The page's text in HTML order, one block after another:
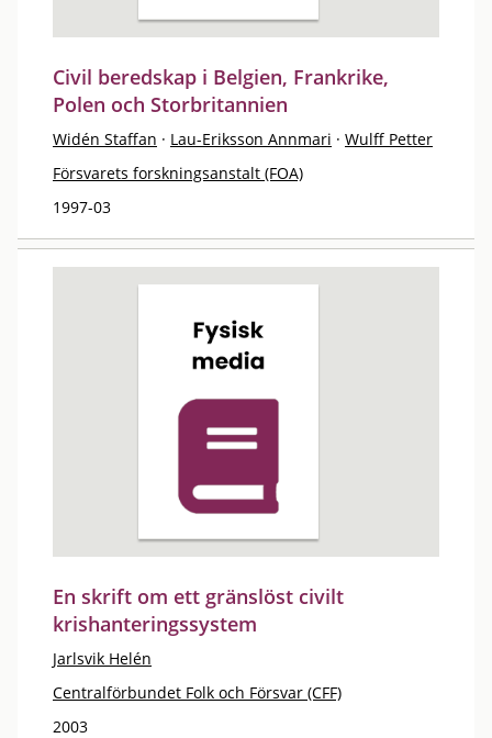
Civil beredskap i Belgien, Frankrike,
Polen och Storbritannien
Widén Staffan · Lau-Eriksson Annmari · Wulff Petter
Försvarets forskningsanstalt (FOA)
1997-03
En skrift om ett gränslöst civilt
krishanteringssystem
Jarlsvik Helén
Centralförbundet Folk och Försvar (CFF)
2003